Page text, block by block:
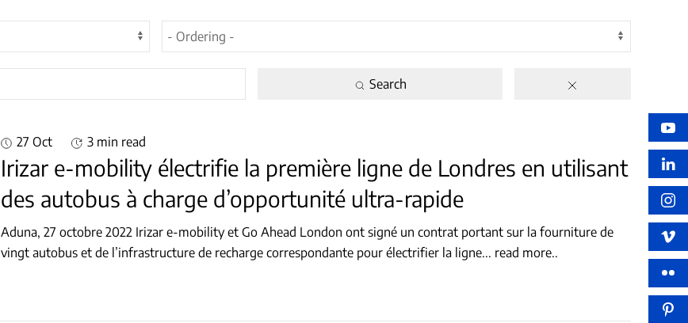
Search
27 Oct 3 min read
Irizar e-mobility électrifie la première ligne de Londres en utilisant
des autobus à charge d’opportunité ultra-rapide
Aduna, 27 octobre 2022 Irizar e-mobility et Go Ahead London ont signé un contrat portant sur la fourniture de
vingt autobus et de l’infrastructure de recharge correspondante pour électrifier la ligne... read more..